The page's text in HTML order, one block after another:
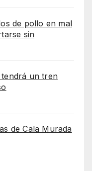
de pollo en mal
sin
un tren
de Cala Murada